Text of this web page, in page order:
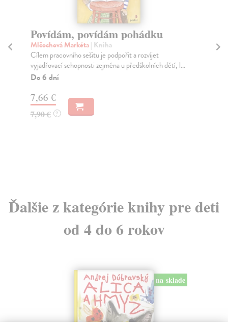
Povídám, povídám pohádku
Mlčochová Markéta| Kniha
Cílem pracovního sešitu je podpořit a rozvíjet
vyjadřovací schopnosti zejména u předškolních dětí, l...
Do 6 dní
7,66 €
7,90 € ?
Ďalšie z kategórie knihy pre deti
od 4 do 6 rokov
na sklade